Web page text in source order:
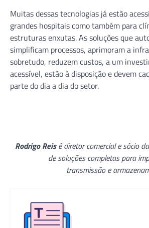
Muitas dessas tecnologias já estão
grandes hospitais como também para
estruturas enxutas. As soluções que
simplificam processos, aprimoram a
sobretudo, reduzem custos, a um
acessível, estão à disposição e devem
parte do dia a dia do setor.
Rodrigo Reisé diretor comercial e sócio
de soluções completas para
transmissão e